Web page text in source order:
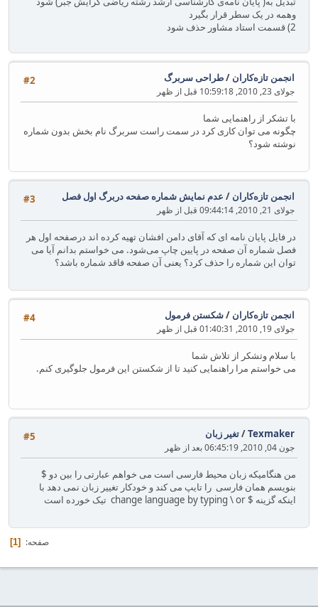
وهمه در یک سطر قرار بگیرد
2) قسمت استاد مشاور حذف شود
#2 انجمن تازه‌کاران /طراحی سربرگ
جولای 23, 2010, 10:59:18 قبل از ظهر
با تشکر از راهنمایی شما
چگونه می توان کاری کرد در سمت راست سربرگ نام بخش بدون شماره
نوشته شود؟
#3 انجمن تازه‌کاران / عدم نمایش شماره صفحه دربرگ اول فصل
جولای 21, 2010, 09:44:14 قبل از ظهر
در فایل پایان نامه ای که آقای دامن افشان تهیه کرده اند درصفحه اول هر
فصل شماره آن صفحه در پایین چاپ می‌شود. می خواستم بدانم آیا می
توان این شماره را حذف کرد؟ یعنی آن صفحه فاقد شماره باشد؟
#4 انجمن تازه‌کاران /شکستن فرمول
جولای 19, 2010, 01:40:31 قبل از ظهر
با سلام وتشکر از تلاش شما
می خواستم مرا راهنمایی کنید تا از شکستن این فرمول جلوگیری کنم.
#5 Texmaker
/تغیر زبان
جون 04, 2010, 06:45:19 بعد از ظهر
من هنگامیکه زبان محیط فارسی است می خواهم عبارتی را بین دو $
بنویسم همان فارسی را تایپ می کند و خودکار تغییر زبان نمی دهد با
اینکه گزینه $ change language by typing \ or تیک خورده است
صفحه 1